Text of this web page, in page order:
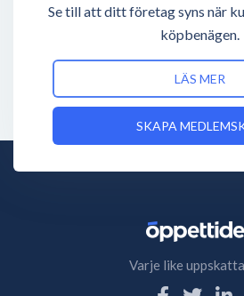
Se till att ditt företag syns när
köpbenägen.
LÄS MER
SKAPA
Varje like